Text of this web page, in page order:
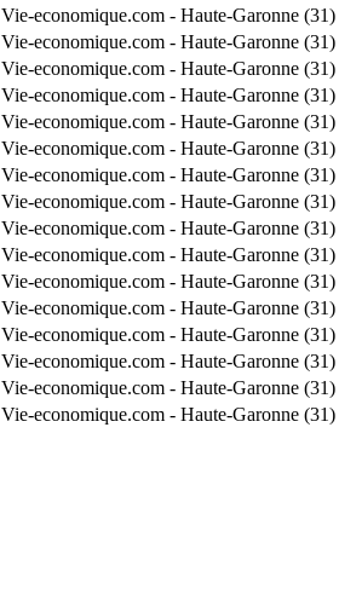
Vie-economique.com - Haute-Garonne (31)
Vie-economique.com - Haute-Garonne (31)
Vie-economique.com - Haute-Garonne (31)
Vie-economique.com - Haute-Garonne (31)
Vie-economique.com - Haute-Garonne (31)
Vie-economique.com - Haute-Garonne (31)
Vie-economique.com - Haute-Garonne (31)
Vie-economique.com - Haute-Garonne (31)
Vie-economique.com - Haute-Garonne (31)
Vie-economique.com - Haute-Garonne (31)
Vie-economique.com - Haute-Garonne (31)
Vie-economique.com - Haute-Garonne (31)
Vie-economique.com - Haute-Garonne (31)
Vie-economique.com - Haute-Garonne (31)
Vie-economique.com - Haute-Garonne (31)
Vie-economique.com - Haute-Garonne (31)